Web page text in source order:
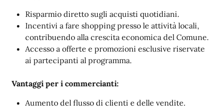
Risparmio diretto sugli acquisti quotidiani.
Incentivi a fare shopping presso le attività locali,
contribuendo alla crescita economica del Comune.
Accesso a offerte e promozioni esclusive riservate
ai partecipanti al programma.
Vantaggi per i commercianti:
Aumento del flusso di clienti e delle vendite.